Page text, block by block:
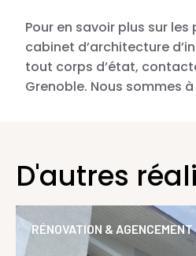
Pour en savoir plus sur
cabinet d’architecture
tout corps d’état,
Grenoble. Nous sommes
D'autres
RÉNOVATION & AGENCEMENT